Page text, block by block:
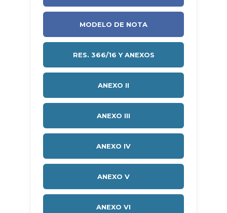
MODELO DE NOTA
RES. 366/16 Y ANEXOS
ANEXO II
ANEXO III
ANEXO IV
ANEXO V
ANEXO VI